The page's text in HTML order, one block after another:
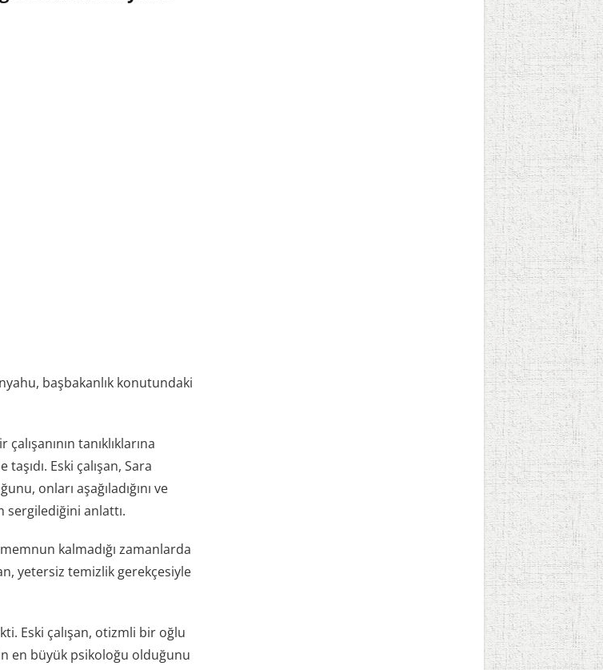
başbakanlık konutundaki
tanıklıklarına
Eski çalışan, Sara
onları aşağıladığını ve
sergilediğini anlattı.
kalmadığı zamanlarda
yetersiz temizlik gerekçesiyle
Eski çalışan, otizmli bir oğlu
en büyük psikoloğu olduğunu